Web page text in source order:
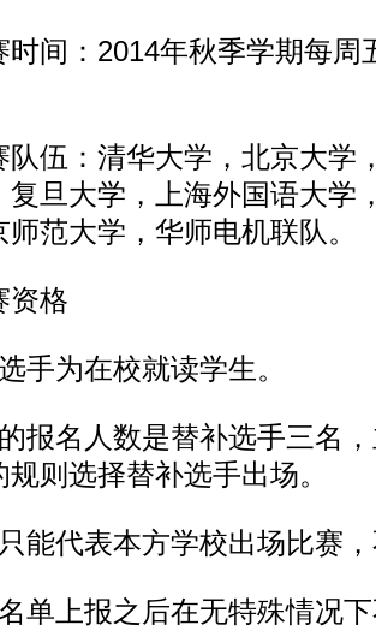
：2014年秋季学期每周
：清华大学，北京大学
复旦大学，上海外国语大学
范大学，华师电机联队。
格
为在校就读学生。
名人数是替补选手三名，
则选择替补选手出场。
代表本方学校出场比赛，
上报之后在无特殊情况下